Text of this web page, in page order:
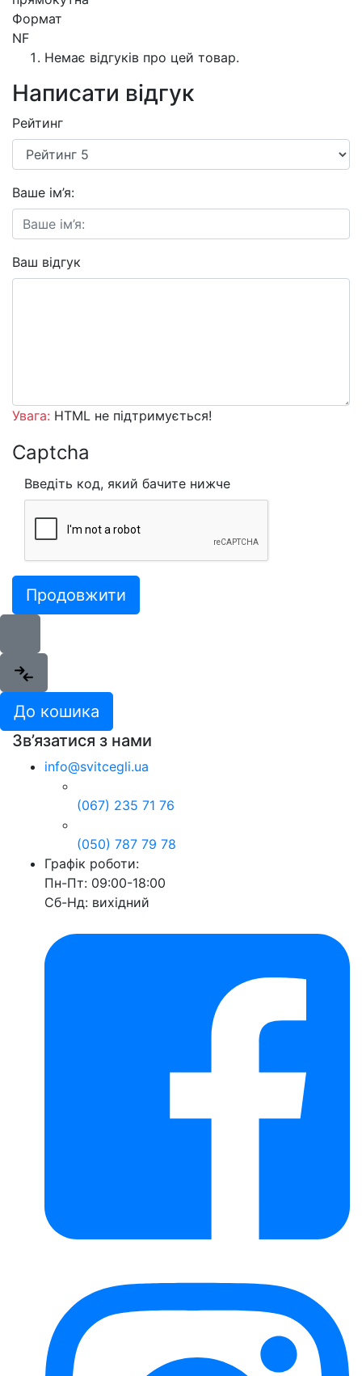
Формат
NF
Немає відгуків про цей товар.
Написати відгук
Рейтинг
Ваше ім’я:
Ваш відгук
Увага: HTML не підтримується!
Captcha
Введіть код, який бачите нижче
Продовжити
До кошика
Зв’язатися з нами
info@svitcegli.ua
(067) 235 71 76
(050) 787 79 78
Графік роботи:
Пн-Пт: 09:00-18:00
Сб-Нд: вихідний